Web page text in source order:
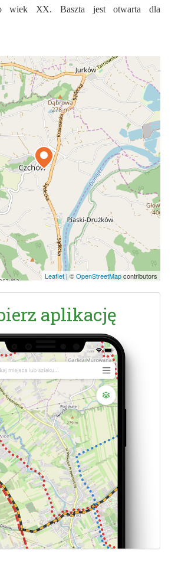
wiek XX. Baszta jest otwarta dla
Leaflet | ©OpenStreetMapcontributors
aplikację